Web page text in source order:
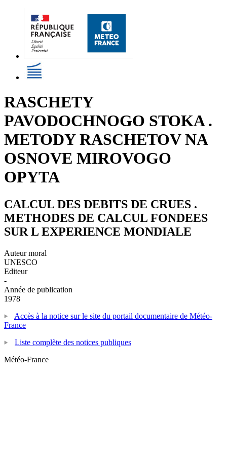
RASCHETY
PAVODOCHNOGO STOKA .
METODY RASCHETOV NA
OSNOVE MIROVOGO
OPYTA
CALCUL DES DEBITS DE CRUES .
METHODES DE CALCUL FONDEES
SUR L EXPERIENCE MONDIALE
Auteur moral
UNESCO
Editeur
-
Année de publication
1978
Accès à la notice sur le site du portail documentaire de Météo-
France
Liste complète des notices publiques
Météo-France